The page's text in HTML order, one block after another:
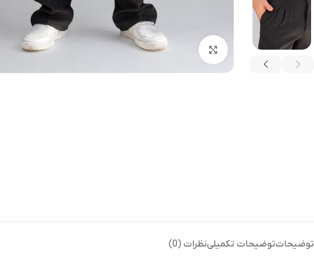
بزرگنمایی تصویر
توضیحاتتوضیحات تکمیلینظرات (0)